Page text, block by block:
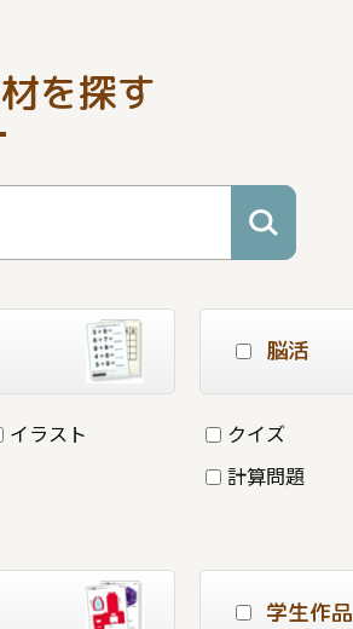
を探す
イラスト
脳活
クイズ
計算問題
学生作品